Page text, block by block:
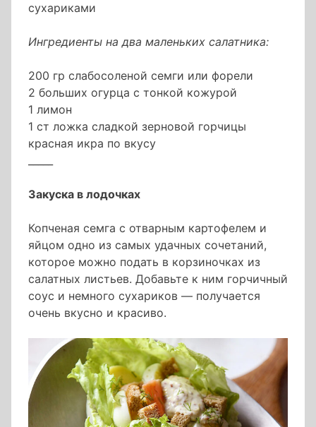
сухариками
Ингредиенты на два маленьких салатника:
200 гр слабосоленой семги или форели
2 больших огурца с тонкой кожурой
1 лимон
1 ст ложка сладкой зерновой горчицы
красная икра по вкусу
Закуска в лодочках
Копченая семга с отварным картофелем и
яйцом одно из самых удачных сочетаний,
которое можно подать в корзиночках из
салатных листьев. Добавьте к ним горчичный
соус и немного сухариков — получается
очень вкусно и красиво.